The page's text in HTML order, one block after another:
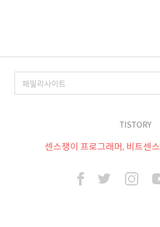
TISTORY
센스쟁이 프로그래머, 비트센스